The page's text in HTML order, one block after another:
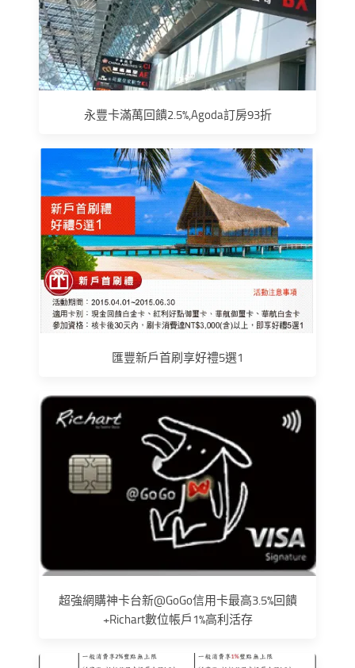
永豐卡滿萬回饋2.5%,Agoda訂房93折
匯豐新戶首刷享好禮5選1
超強網購神卡台新@GoGo信用卡最高3.5%回饋
+Richart數位帳戶1%高利活存